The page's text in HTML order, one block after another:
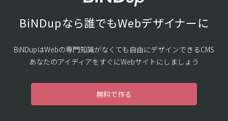
BiNDupなら誰でもWebデザイナーに
BiNDupはWebの専門知識がなくても自由にデザインできるCMS
あなたのアイディアをすぐにWebサイトにしましょう
無料で作る